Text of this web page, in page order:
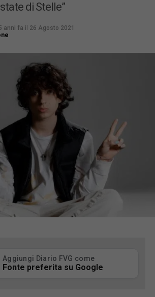
di Stelle”
anni fa il 26 Agosto 2021
Aggiungi Diario FVG come
Fonte preferita su Google